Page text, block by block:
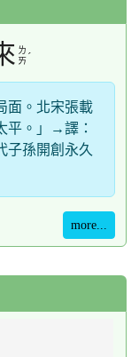
ㄌ
ㄞˊ
面。北宋張載
平。」→譯：
子孫開創永久
more...